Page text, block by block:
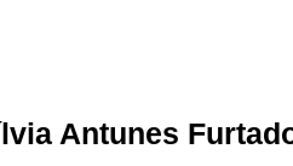
Antunes